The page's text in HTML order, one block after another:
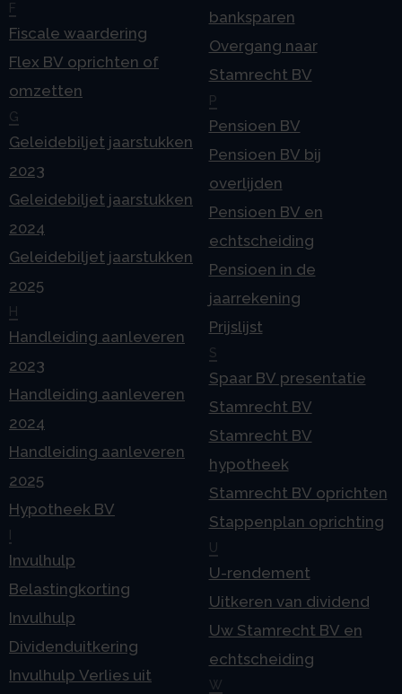
F
Fiscale waardering
Flex BV oprichten of
omzetten
G
Geleidebiljet jaarstukken
2023
Geleidebiljet jaarstukken
2024
Geleidebiljet jaarstukken
2025
H
Handleiding aanleveren
2023
Handleiding aanleveren
2024
Handleiding aanleveren
2025
Hypotheek BV
Invulhulp
Belastingkorting
Invulhulp
Dividenduitkering
Invulhulp Verlies uit
banksparen
Overgang naar
Stamrecht BV
P
Pensioen BV
Pensioen BV bij
overlijden
Pensioen BV en
echtscheiding
Pensioen in de
jaarrekening
Prijslijst
S
Spaar BV presentatie
Stamrecht BV
Stamrecht BV
hypotheek
Stamrecht BV oprichten
Stappenplan oprichting
U
U-rendement
Uitkeren van dividend
Uw Stamrecht BV en
echtscheiding
W